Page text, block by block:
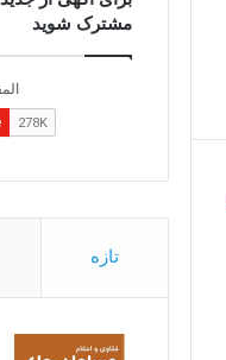
مشترک شوید
تازه